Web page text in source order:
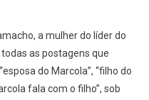
a mulher do líder do
todas as postagens que
do Marcola”, “filho do
fala com o filho”, sob